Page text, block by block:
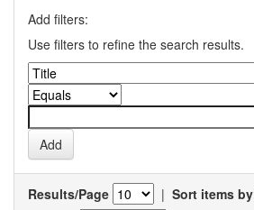
Add filters:
Use filters to refine the search results.
Results/Page | Sort items by